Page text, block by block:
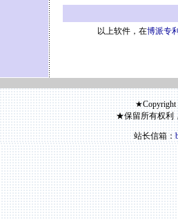
以上软件，在博派专
★Copyright
★保留所有权利
站长信箱：